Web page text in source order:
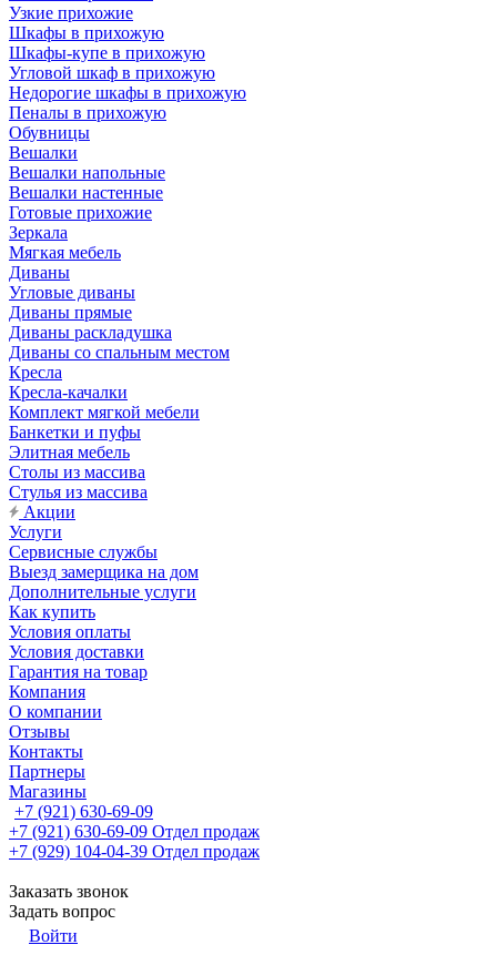
Узкие прихожие
Шкафы в прихожую
Шкафы-купе в прихожую
Угловой шкаф в прихожую
Недорогие шкафы в прихожую
Пеналы в прихожую
Обувницы
Вешалки
Вешалки напольные
Вешалки настенные
Готовые прихожие
Зеркала
Мягкая мебель
Диваны
Угловые диваны
Диваны прямые
Диваны раскладушка
Диваны со спальным местом
Кресла
Кресла-качалки
Комплект мягкой мебели
Банкетки и пуфы
Элитная мебель
Столы из массива
Стулья из массива
Акции
Услуги
Сервисные службы
Выезд замерщика на дом
Дополнительные услуги
Как купить
Условия оплаты
Условия доставки
Гарантия на товар
Компания
О компании
Отзывы
Контакты
Партнеры
Магазины
+7 (921) 630-69-09
+7 (921) 630-69-09 Отдел продаж
+7 (929) 104-04-39 Отдел продаж
Заказать звонок
Задать вопрос
Войти